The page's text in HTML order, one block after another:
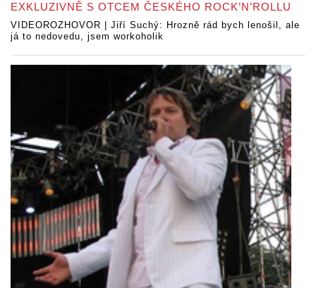
EXKLUZIVNĚ S OTCEM ČESKÉHO ROCK’N’ROLLU
VIDEOROZHOVOR | Jiří Suchý: Hrozně rád bych lenošil, ale
já to nedovedu, jsem workoholik